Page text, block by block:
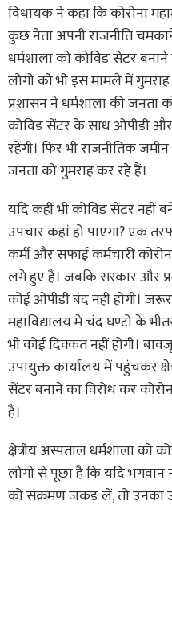
विधायक ने कहा कि कोरोना
कुछ नेता अपनी राजनीति
धर्मशाला को कोविड सेंटर
लोगों को भी इस मामले में
प्रशासन ने धर्मशाला की जनता
कोविड सेंटर के साथ ओपीडी
रहेंगी। फिर भी राजनीतिक
जनता को गुमराह कर रहे हैं।
यदि कहीं भी कोविड सेंटर नहीं
उपचार कहां हो पाएगा? एक
कर्मी और सफाई कर्मचारी
लगे हुए हैं। जबकि सरकार और
कोई ओपीडी बंद नहीं होगी।
महाविद्यालय मे चंद घण्टो के
भी कोई दिक्कत नहीं होगी।
उपायुक्त कार्यालय में पहुंचकर
सेंटर बनाने का विरोध कर
हैं।
क्षेत्रीय अस्पताल धर्मशाला को
लोगों से पूछा है कि यदि
को संक्रमण जकड़ लें, तो उनका